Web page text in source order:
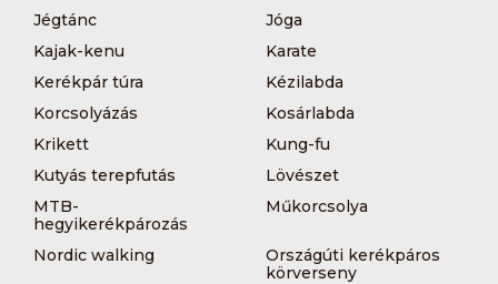
Jégtánc
Jóga
Kajak-kenu
Karate
Kerékpár túra
Kézilabda
Korcsolyázás
Kosárlabda
Krikett
Kung-fu
Kutyás terepfutás
Lövészet
MTB-
hegyikerékpározás
Műkorcsolya
Nordic walking
Országúti kerékpáros
körverseny